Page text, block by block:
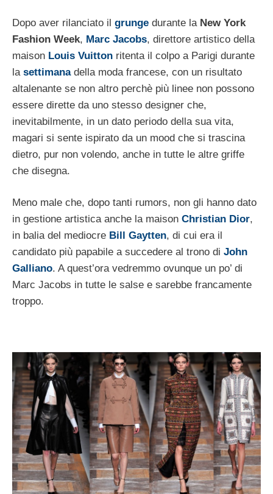
Dopo aver rilanciato il grunge durante la New York
Fashion Week, Marc Jacobs, direttore artistico della
maison Louis Vuitton ritenta il colpo a Parigi durante
la settimanadella moda francese, con un risultato
altalenante se non altro perchè più linee non possono
essere dirette da uno stesso designer che,
inevitabilmente, in un dato periodo della sua vita,
magari si sente ispirato da un mood che si trascina
dietro, pur non volendo, anche in tutte le altre griffe
che disegna.
Meno male che, dopo tanti rumors, non gli hanno dato
in gestione artistica anche la maison Christian Dior,
in balia del mediocre Bill Gaytten, di cui era il
candidato più papabile a succedere al trono di John
Galliano. A quest’ora vedremmo ovunque un po’ di
Marc Jacobs in tutte le salse e sarebbe francamente
troppo.